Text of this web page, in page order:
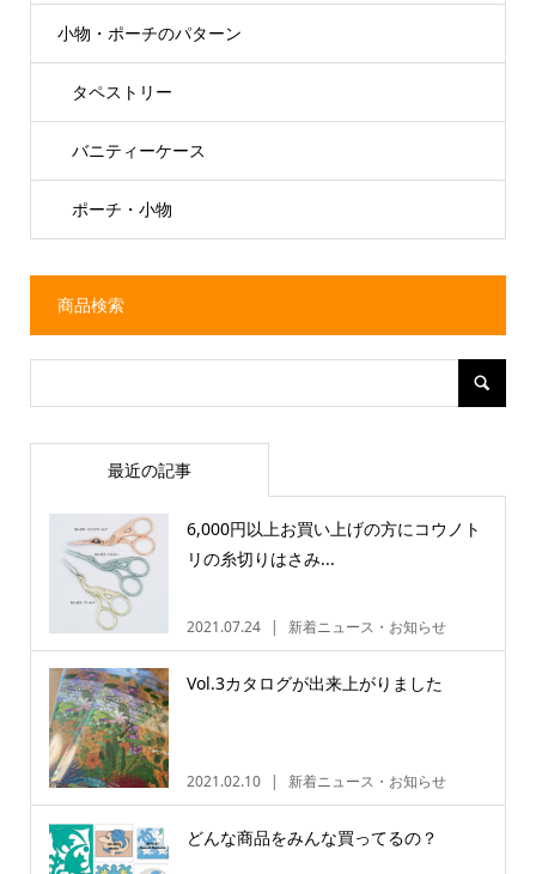
小物・ポーチのパターン
タペストリー
バニティーケース
ポーチ・小物
商品検索
最近の記事
6,000円以上お買い上げの方にコウノト
リの糸切りはさみ...
2021.07.24 新着ニュース・お知らせ
Vol.3カタログが出来上がりました
2021.02.10 新着ニュース・お知らせ
どんな商品をみんな買ってるの？